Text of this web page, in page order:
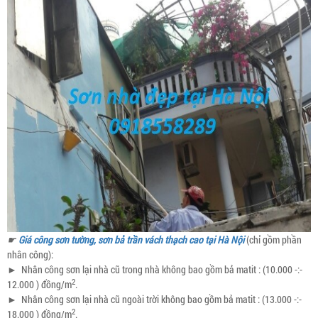
☛ Giá công sơn tường, sơn bả trần vách thạch cao tại Hà Nội(chỉ gồm phần
nhân công):
► Nhân công sơn lại nhà cũ trong nhà không bao gồm bả matit : (10.000 -:-
12.000 ) đồng/m2.
► Nhân công sơn lại nhà cũ ngoài trời không bao gồm bả matit : (13.000 -:-
18.000 ) đồng/m2.